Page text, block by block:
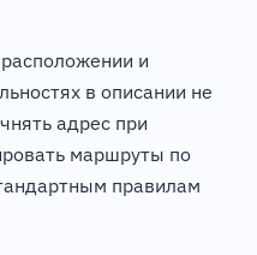
и
в описании не
адрес при
маршруты по
правилам